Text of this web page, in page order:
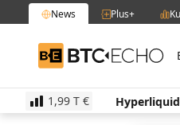
News Plus+
BTC-ECHO
1,99 T €
522,60 € 2.10% Hyperliquid-